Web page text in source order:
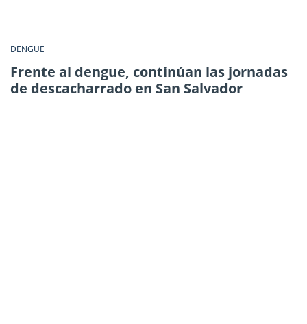
DENGUE
Frente al dengue, continúan las jornadas
de descacharrado en San Salvador